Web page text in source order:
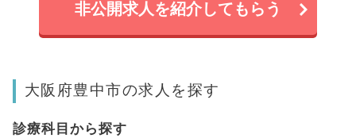
非公開求人を紹介してもらう
大阪府豊中市の求人を探す
診療科目から探す